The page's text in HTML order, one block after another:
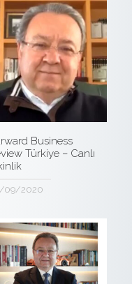
Business
Türkiye – Canlı
09/2020